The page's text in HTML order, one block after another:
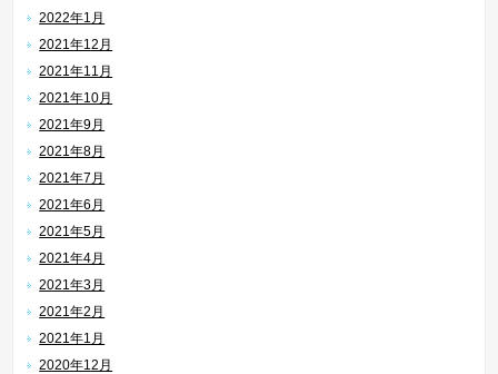
2022年1月
2021年12月
2021年11月
2021年10月
2021年9月
2021年8月
2021年7月
2021年6月
2021年5月
2021年4月
2021年3月
2021年2月
2021年1月
2020年12月